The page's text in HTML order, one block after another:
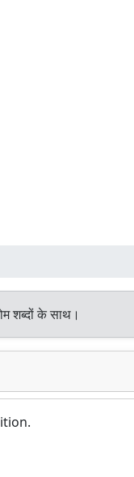
शब्दों के साथ।